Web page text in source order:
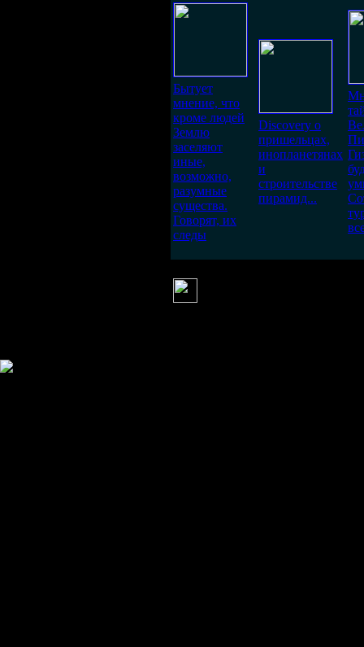
Бытует
мнение, что
кроме людей
Землю
заселяют
иные,
возможно,
разумные
существа.
Говорят, их
следы
Discovery о
пришельцах,
инопланетянах
и
строительстве
пирамид...